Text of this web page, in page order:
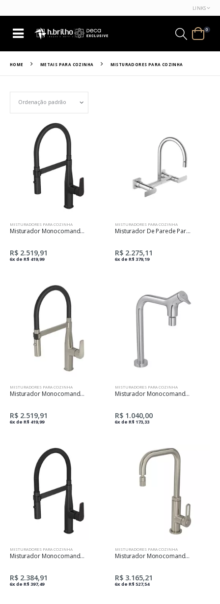
LINKS
0
HOME METAIS PARA COZINHA MISTURADORES PARA COZINHA
MISTURADORES PARA COZINHA
Misturador Monocomando De Cozinha Level Motion - Black Matte/Preto
R$ 2.519,91
6x de R$ 419,99
MISTURADORES PARA COZINHA
Misturador De Parede Para Cozinha Just Cromado
R$ 2.275,11
6x de R$ 379,19
MISTURADORES PARA COZINHA
Misturador Monocomando De Cozinha Mesa Bica Movel Level Motion - Inox/Preto
R$ 2.519,91
6x de R$ 419,99
MISTURADORES PARA COZINHA
Misturador Monocomando De Mesa Para Cozinha Gama Cromado
R$ 1.040,00
6x de R$ 173,33
MISTURADORES PARA COZINHA
Misturador Monocomando De Cozinha Mesa Bica Movel Level Gourmet - Blmt
R$ 2.384,91
6x de R$ 397,49
MISTURADORES PARA COZINHA
Misturador Monocomando De Mesa Para Cozinha
R$ 3.165,21
6x de R$ 527,54